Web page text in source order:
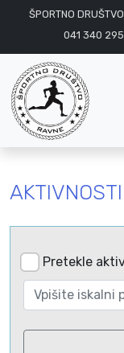
ŠPORTNO
041 340 295
Pretekle